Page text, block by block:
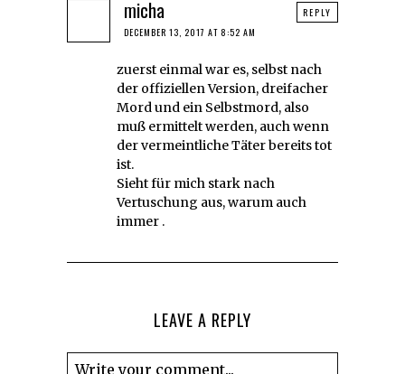
micha
DECEMBER 13, 2017 AT 8:52 AM
zuerst einmal war es, selbst nach
der offiziellen Version, dreifacher
Mord und ein Selbstmord, also
muß ermittelt werden, auch wenn
der vermeintliche Täter bereits tot
ist.
Sieht für mich stark nach
Vertuschung aus, warum auch
immer .
REPLY
LEAVE A REPLY